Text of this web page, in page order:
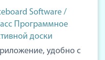
Software /
Программное
доски
удобно с